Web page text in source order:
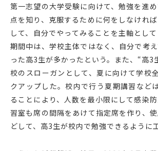
第一志望の大学受験に向けて、勉強を進
点を知り、克服するために何をしなけれ
して、自分でやってみることを主軸とし
期間中は、学校主体ではなく、自分で考
った高3生が多かったという。また、“高3
校のスローガンとして、夏に向けて学校
クアップした。校内で行う夏期講習など
ることにより、人数を最小限にして感染
習室も席の間隔をあけて指定席を作り、
どして、高3生が校内で勉強できるように